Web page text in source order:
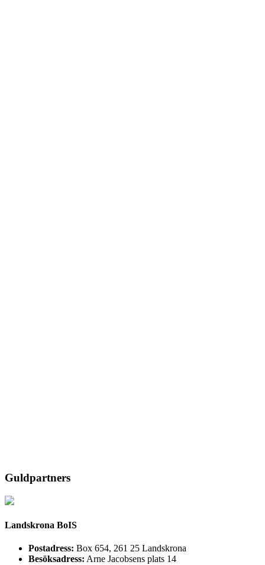
Guldpartners
Landskrona BoIS
Postadress: Box 654, 261 25 Landskrona
Besöksadress: Arne Jacobsens plats 14